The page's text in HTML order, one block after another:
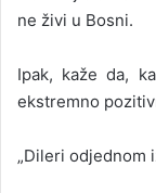
ne živi u Bosni.
Ipak, kaže da,
ekstremno
„Dileri odjednom